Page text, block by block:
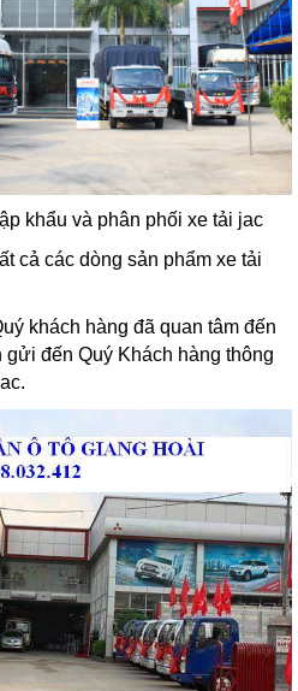
khẩu và phân phối xe tải jac
cả các dòng sản phẩm xe tải
khách hàng đã quan tâm đến
đến Quý Khách hàng thông